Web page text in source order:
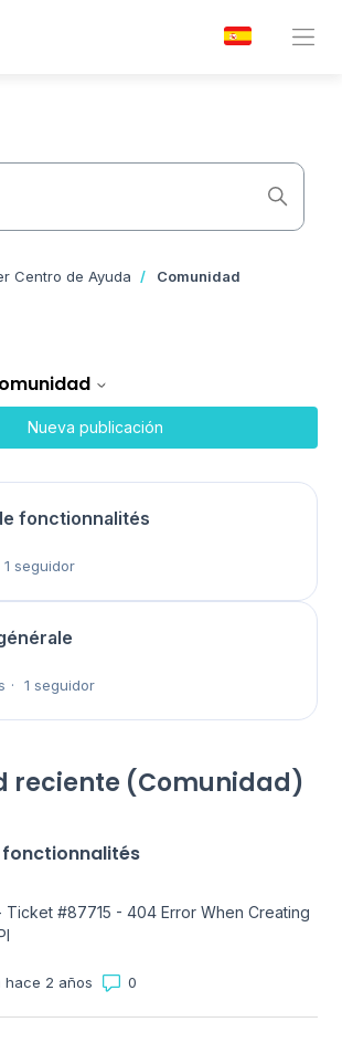
Búsqueda
Centro de Ayuda Comunidad
Nueva publicación
fonctionnalités
1 seguidor
1 seguidor
reciente (Comunidad)
fonctionnalités
Ticket #87715 - 404 Error When Creating
hace 2 años